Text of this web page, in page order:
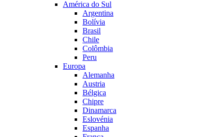
América do Sul
Argentina
Bolívia
Brasil
Chile
Colômbia
Peru
Europa
Alemanha
Austria
Bélgica
Chipre
Dinamarca
Eslovénia
Espanha